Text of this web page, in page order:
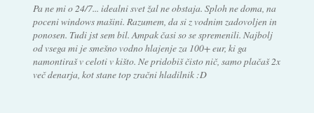
Pa ne mi o 24/7... idealni svet žal ne obstaja. Sploh ne doma, na
poceni windows mašini. Razumem, da si z vodnim zadovoljen in
ponosen. Tudi jst sem bil. Ampak časi so se spremenili. Najbolj
od vsega mi je smešno vodno hlajenje za 100+ eur, ki ga
namontiraš v celoti v kišto. Ne pridobiš čisto nič, samo plačaš 2x
več denarja, kot stane top zračni hladilnik :D